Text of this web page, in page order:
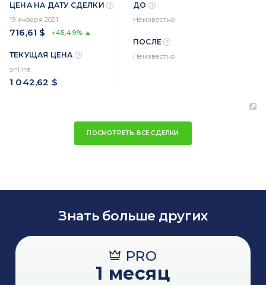
ЦЕНА НА ДАТУ СДЕЛКИ
19 января 2021
716,61 $ +45,49%
ТЕКУЩАЯ ЦЕНА
online
1 042,62 $
ДО
Неизвестно
ПОСЛЕ
Неизвестно
ПОСМОТРЕТЬ ВСЕ СДЕЛКИ
Знать больше других
PRO
1 месяц